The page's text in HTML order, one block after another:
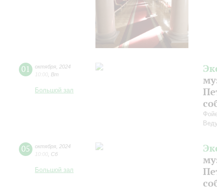
01 октября 2024
10:00 Вт
Большой зал
05 октября 2024
10:00 Сб
Большой зал